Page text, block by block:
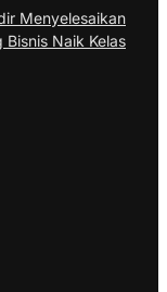
Menyelesaikan
Naik Kelas